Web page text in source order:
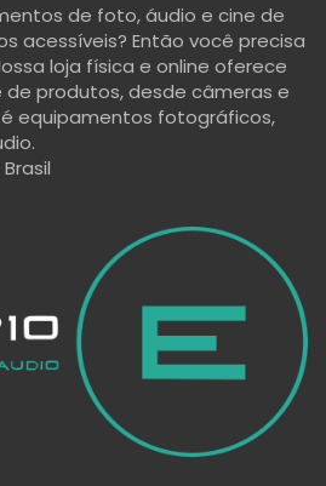
de foto, áudio e cine de
acessíveis? Então você precisa
loja física e online oferece
produtos, desde câmeras e
equipamentos fotográficos,